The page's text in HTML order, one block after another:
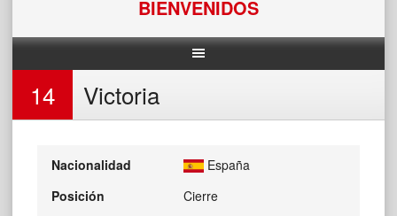
BIENVENIDOS
14 Victoria
Nacionalidad
España
Posición
Cierre